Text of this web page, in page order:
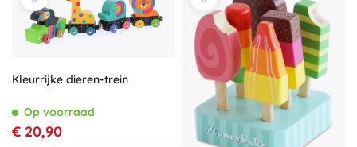
Kleurrijke dieren-trein
Op voorraad
€ 20,90